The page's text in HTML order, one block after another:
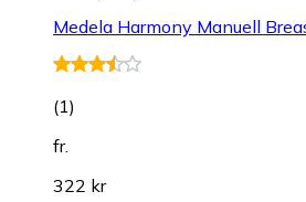
Medela Harmony Manuell
(1)
fr.
322 kr